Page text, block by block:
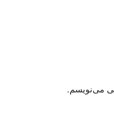
می‌نویسم.